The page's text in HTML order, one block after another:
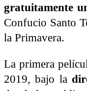
gratuitamente
Confucio Santo
la Primavera.
La primera
2019, bajo la